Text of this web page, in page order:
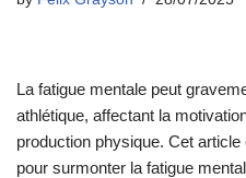
La fatigue mentale peut
athlétique, affectant la
production physique. Cet
pour surmonter la fatigue